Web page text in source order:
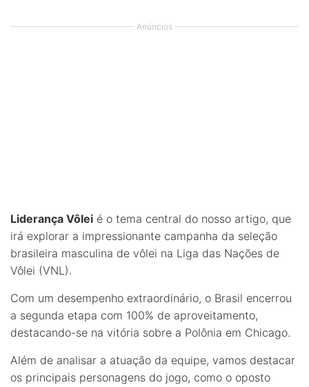
a
Anúncios
Liderança Vôlei é o tema central do nosso artigo, que
irá explorar a impressionante campanha da seleção
brasileira masculina de vôlei na Liga das Nações de
Vôlei (VNL).
Com um desempenho extraordinário, o Brasil encerrou
a segunda etapa com 100% de aproveitamento,
destacando-se na vitória sobre a Polônia em Chicago.
Além de analisar a atuação da equipe, vamos destacar
os principais personagens do jogo, como o oposto